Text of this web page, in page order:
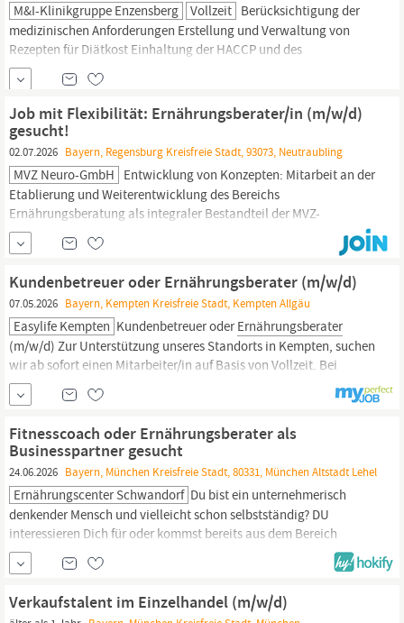
M&i-Klinikgruppe Enzensberg Vollzeit Berücksichtigung der
medizinischen Anforderungen Erstellung und Verwaltung von
Rezepten für Diätkost Einhaltung der HACCP und des
Lebensmittelgesetzes Zusammenarbeit mit Ärzten,
Ernährungsberatern
Über uns In der m&i-Fachklinik Bad Heilbrunn behandeln wir
Patienten in den Fachbereichen Neurologie,
Job mit Flexibilität: Ernährungsberater/in (m/w/d)
gesucht!
02.07.2026 Bayern, Regensburg Kreisfreie Stadt, 93073, Neutraubling
MVZ Neuro-GmbH Entwicklung von Konzepten: Mitarbeit an der
Etablierung und Weiterentwicklung des Bereichs
Ernährungsberatung als integraler Bestandteil der MVZ-
Leistungen. Qualifikation Gerne erstelle ich für Sie eine
professionelle Stellenausschreibung für eine
in Ihrem MVZ. Ich
habe die Überschrift modern...
Kundenbetreuer oder Ernährungsberater (m/w/d)
07.05.2026 Bayern, Kempten Kreisfreie Stadt, Kempten Allgäu
Easylife Kempten Kundenbetreuer oderErnährungsberater
(m/w/d) Zur Unterstützung unseres Standorts in Kempten, suchen
wir ab sofort einen Mitarbeiter/in auf Basis von Vollzeit. Bei
easylife unterstützen Sie Menschen professionell beim gesunden
Abnehmen. Sie haben ein gepflegtes Erscheinungsbild,
Spaß am...
Fitnesscoach oder Ernährungsberater als
Businesspartner gesucht
24.06.2026 Bayern, München Kreisfreie Stadt, 80331, München Altstadt Lehel
Ernährungscenter Schwandorf Du bist ein unternehmerisch
denkender Mensch und vielleicht schon selbstständig? DU
interessieren Dich für oder kommst bereits aus dem Bereich
Ernährung oder Sport/Wellness und möchtest in diesem Bereich
Deine Zukunft aufbauen? Deine Vorteile: - Fertiges Konzept -
Branchenfremder Einstieg möglich - Flexible Arbeitszeiten -
Neben- oder Haupteinkommen - Bestehende...
Verkaufstalent im Einzelhandel (m/w/d)